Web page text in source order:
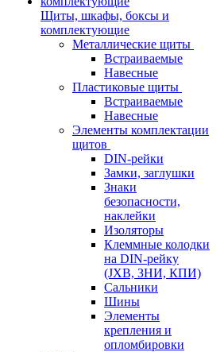
Щиты, шкафы, боксы и
комплектующие
Металлические щиты
Встраиваемые
Навесные
Пластиковые щиты
Встраиваемые
Навесные
Элементы комплектации
щитов
DIN-рейки
Замки, заглушки
Знаки
безопасности,
наклейки
Изоляторы
Клеммные колодки
на DIN-рейку
(JXB, ЗНИ, КПИ)
Сальники
Шины
Элементы
крепления и
опломбировки